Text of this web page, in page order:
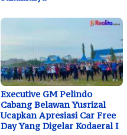
Executive GM Pelindo
Cabang Belawan Yusrizal
Ucapkan Apresiasi Car Free
Day Yang Digelar Kodaeral I